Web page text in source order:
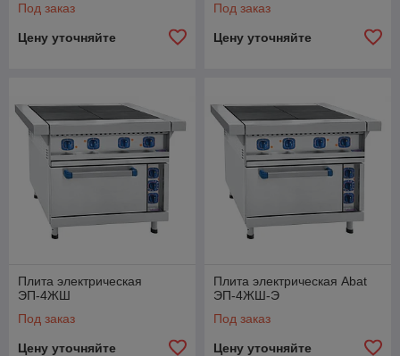
Под заказ
Цену уточняйте
Под заказ
Цену уточняйте
Плита электрическая
ЭП-4ЖШ
Под заказ
Цену уточняйте
Плита электрическая Abat
ЭП-4ЖШ-Э
Под заказ
Цену уточняйте